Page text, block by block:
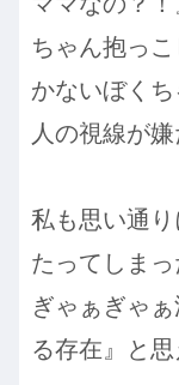
ちゃん抱っ
かないぼくち
人の視線が
私も思い通
たってしまっ
ぎゃぁぎゃ
る存在』と思